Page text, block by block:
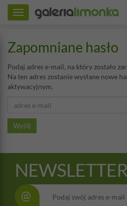
Toggle
navigation
Zapomniane hasło
Podaj adres e-mail, na który zostało
Na ten adres zostanie wysłane nowe
aktywacyjnym.
NEWSLETTER
@